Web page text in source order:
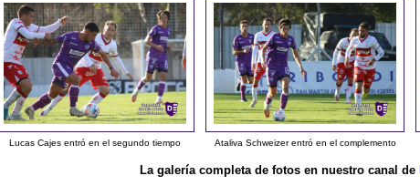
Lucas Cajes entró en el segundo tiempo Ataliva Schweizer entró en el complemento
La galería completa de fotos en nuestro canal de